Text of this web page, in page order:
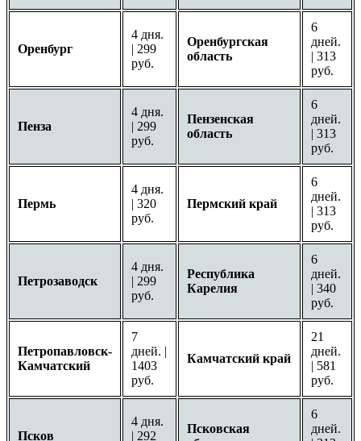
Оренбург
4 дня.
| 299
руб.
Оренбургская
область
6
дней.
| 313
руб.
Пенза
4 дня.
| 299
руб.
Пензенская
область
6
дней.
| 313
руб.
Пермь
4 дня.
| 320
руб.
Пермский край
6
дней.
| 313
руб.
Петрозаводск
4 дня.
| 299
руб.
Республика
Карелия
6
дней.
| 340
руб.
Петропавловск-
Камчатский
7
дней. |
1403
руб.
Камчатский край
21
дней.
| 581
руб.
Псков
4 дня.
| 292
Псковская
6
дней.